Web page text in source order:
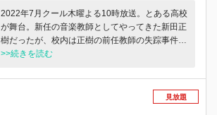
2022年7月クール木曜よる10時放送。とある高校
が舞台。新任の音楽教師としてやってきた新田正
樹だったが、校内は正樹の前任教師の失踪事件で
大きく揺れていた。 そこで正樹が出会った一人
柄で出会っただけの2人が、徐々に絆を深めてい
く・・・。正樹はいつしか自分の中で冴に対する
特別な感情に気付きはじめる。決してそれを恋だ
>>続きを読む
見放題